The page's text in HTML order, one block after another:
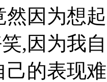
然因为想
,因为我
己的表现